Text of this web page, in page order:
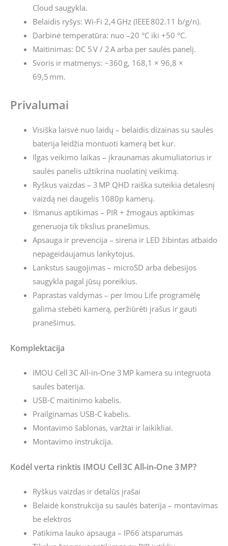
Cloud saugykla.
Belaidis ryšys: Wi‑Fi 2,4 GHz (IEEE 802.11 b/g/n).
Darbinė temperatūra: nuo –20 °C iki +50 °C.
Maitinimas: DC 5 V / 2 A arba per saulės panelį.
Svoris ir matmenys: ~360 g, 168,1 × 96,8 ×
69,5 mm.
Privalumai
Visiška laisvė nuo laidų – belaidis dizainas su saulės
baterija leidžia montuoti kamerą bet kur.
Ilgas veikimo laikas – įkraunamas akumuliatorius ir
saulės panelis užtikrina nuolatinį veikimą.
Ryškus vaizdas – 3 MP QHD raiška suteikia detalesnį
vaizdą nei daugelis 1080p kamerų.
Išmanus aptikimas – PIR + žmogaus aptikimas
generuoja tik tikslius pranešimus.
Apsauga ir prevencija – sirena ir LED žibintas atbaido
nepageidaujamus lankytojus.
Lankstus saugojimas – microSD arba debesijos
saugykla pagal jūsų poreikius.
Paprastas valdymas – per Imou Life programėlę
galima stebėti kamerą, peržiūrėti įrašus ir gauti
pranešimus.
Komplektacija
IMOU Cell 3C All‑in‑One 3 MP kamera su integruota
saulės baterija.
USB‑C maitinimo kabelis.
Prailginamas USB‑C kabelis.
Montavimo šablonas, varžtai ir laikikliai.
Montavimo instrukcija.
Kodėl verta rinktis IMOU Cell 3C All‑in‑One 3 MP?
Ryškus vaizdas ir detalūs įrašai
Belaidė konstrukcija su saulės baterija – montavimas
be elektros
Patikima lauko apsauga – IP66 atsparumas